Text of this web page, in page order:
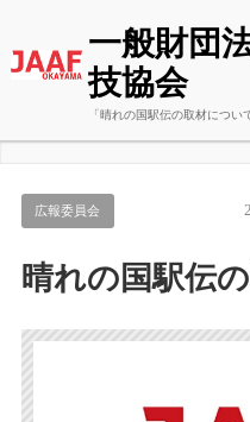
一般財団
技協会
「晴れの国駅伝の取材につい
広報委員会
晴れの国駅伝